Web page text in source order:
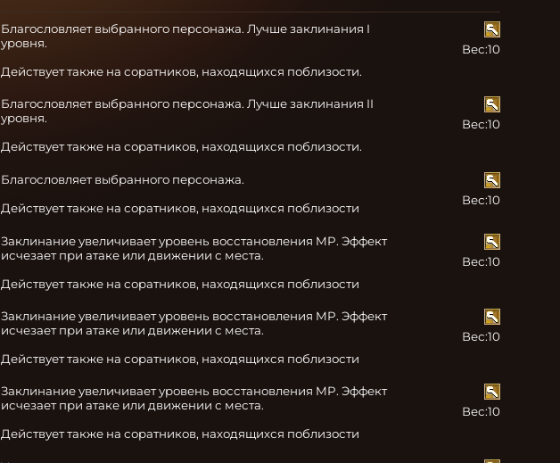
Благословляет выбранного персонажа. Лучше заклинания I
уровня.
Действует также на соратников, находящихся поблизости.
Вес:10
Благословляет выбранного персонажа. Лучше заклинания II
уровня.
Действует также на соратников, находящихся поблизости.
Вес:10
Благословляет выбранного персонажа.
Действует также на соратников, находящихся поблизости
Вес:10
Заклинание увеличивает уровень восстановления MP. Эффект
исчезает при атаке или движении с места.
Действует также на соратников, находящихся поблизости
Вес:10
Заклинание увеличивает уровень восстановления MP. Эффект
исчезает при атаке или движении с места.
Действует также на соратников, находящихся поблизости
Вес:10
Заклинание увеличивает уровень восстановления MP. Эффект
исчезает при атаке или движении с места.
Действует также на соратников, находящихся поблизости
Вес:10